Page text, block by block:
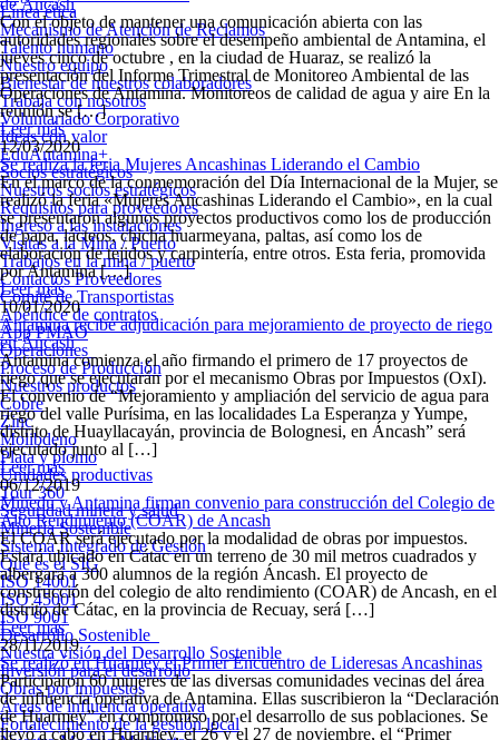
Línea ética
Mecanismo de Atención de Reclamos
Talento humano
Nuestro equipo
Bienestar de nuestros colaboradores
Trabaja con nosotros
Voluntariado Corporativo
Ideas con valor
EduAntamina+
Socios estratégicos
Nuestros socios estratégicos
Requisitos para proveedores
Ingreso a las instalaciones
Visitas a la Mina / Puerto
Trabajos en la mina / puerto
Contactos Proveedores
Comité de Transportistas
Apéndice de contratos
App PMAO
Operaciones
Proceso de Producción
Nuestros productos
Cobre
Zinc
Molibdeno
Plata y plomo
Unidades productivas
Tour 360
Seguridad minera y salud
Minería Sostenible
Sistema Integrado de Gestión
Qué es el SIG
ISO 14001
ISO 45001
ISO 9001
Desarrollo Sostenible
Nuestra visión del Desarrollo Sostenible
Inversión para el desarrollo
Obras por impuestos
Áreas de influencia operativa
Fortalecimiento de la gestión local
de Áncash
Con el objeto de mantener una comunicación abierta con las
autoridades regionales sobre el desempeño ambiental de Antamina, el
jueves cinco de octubre , en la ciudad de Huaraz, se realizó la
presentación del Informe Trimestral de Monitoreo Ambiental de las
Operaciones de Antamina. Monitoreos de calidad de agua y aire En la
reunión se […]
Leer más
12/03/2020
Se realiza la feria Mujeres Ancashinas Liderando el Cambio
En el marco de la conmemoración del Día Internacional de la Mujer, se
realizó la feria «Mujeres Ancashinas Liderando el Cambio», en la cual
se presentaron algunos proyectos productivos como los de producción
de papa, lácteos, chicha huarmeyana, paltas, así como los de
elaboración de tejidos y carpintería, entre otros. Esta feria, promovida
por Antamina […]
Leer más
10/01/2020
Antamina recibe adjudicación para mejoramiento de proyecto de riego
en Áncash
Antamina comienza el año firmando el primero de 17 proyectos de
riego que se ejecutarán por el mecanismo Obras por Impuestos (OxI).
El convenio de “Mejoramiento y ampliación del servicio de agua para
riego del valle Purísima, en las localidades La Esperanza y Yumpe,
distrito de Huayllacayán, provincia de Bolognesi, en Áncash” será
ejecutado junto al […]
Leer más
06/12/2019
Minedu y Antamina firman convenio para construcción del Colegio de
Alto Rendimiento (COAR) de Ancash
El COAR será ejecutado por la modalidad de obras por impuestos.
Estará ubicado en Cátac en un terreno de 30 mil metros cuadrados y
albergará a 300 alumnos de la región Áncash. El proyecto de
construcción del colegio de alto rendimiento (COAR) de Ancash, en el
distrito de Cátac, en la provincia de Recuay, será […]
Leer más
28/11/2019
Se realizó en Huarmey el Primer Encuentro de Lideresas Ancashinas
Participaron 60 mujeres de las diversas comunidades vecinas del área
de influencia operativa de Antamina. Ellas suscribieron la “Declaración
de Huarmey” en compromiso por el desarrollo de sus poblaciones. Se
llevó a cabo en Huarmey, el 26 y el 27 de noviembre, el “Primer